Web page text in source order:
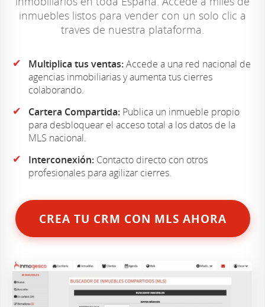
inmuebles listos para vender con un solo clic a
traves de nuestra plataforma.
✔ Multiplica tus ventas:Accede a una red nacional de
agencias inmobiliarias y aumenta tus cierres
colaborando.
✔ Cartera Compartida: Publica un inmueble propio
para desbloquear el acceso total a los datos de la
MLS nacional.
✔ Interconexión: Contacto directo con otros
profesionales para agilizar cierres.
CREA TU CRM CON MLS AHORA